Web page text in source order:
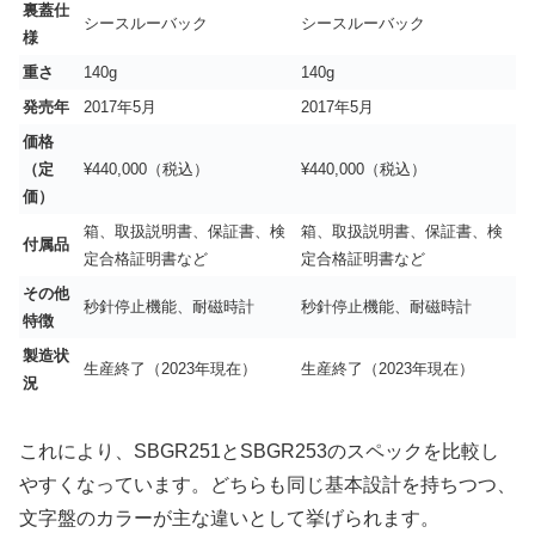
裏蓋仕
様
シースルーバック シースルーバック
重さ 140g
140g
発売年
2017年5月
2017年5月
価格
（定
価）
¥440,000（税込） ¥440,000（税込）
付属品
箱、取扱説明書、保証書、検
定合格証明書など
箱、取扱説明書、保証書、検
定合格証明書など
その他
特徴
秒針停止機能、耐磁時計 秒針停止機能、耐磁時計
製造状
況
生産終了（2023年現在） 生産終了（2023年現在）
これにより、SBGR251とSBGR253のスペックを比較し
やすくなっています。どちらも同じ基本設計を持ちつつ、
文字盤のカラーが主な違いとして挙げられます。